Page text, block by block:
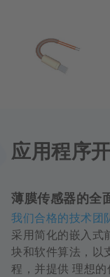
应用程序
薄膜传感器的全
我们合格的技术团
采用简化的嵌入式
块和软件算法，以
程，并提供 理想的